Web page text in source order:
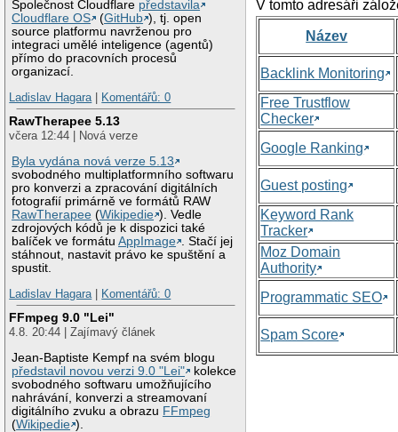
Společnost Cloudflare představila
Cloudflare OS
(GitHub ), tj. open
source platformu navrženou pro
integraci umělé inteligence (agentů)
přímo do pracovních procesů
organizací.
Ladislav Hagara| Komentářů: 0
RawTherapee 5.13
včera 12:44 | Nová verze
Byla vydána nová verze 5.13
svobodného multiplatformního softwaru
pro konverzi a zpracování digitálních
fotografií primárně ve formátů RAW
RawTherapee (Wikipedie ). Vedle
zdrojových kódů je k dispozici také
balíček ve formátuAppImage
. Stačí jej
stáhnout, nastavit právo ke spuštění a
spustit.
Ladislav Hagara| Komentářů: 0
FFmpeg 9.0 "Lei"
4.8. 20:44 | Zajímavý článek
Jean-Baptiste Kempf na svém blogu
představil novou verzi 9.0 "Lei"
kolekce
svobodného softwaru umožňujícího
nahrávání, konverzi a streamovaní
digitálního zvuku a obrazu FFmpeg
(Wikipedie ).
V tomto adresáři
Název
Backlink Monitoring
Free Trustflow
Checker
Google Ranking
Guest posting
Keyword Rank
Tracker
Moz Domain
Authority
Programmatic SEO
Spam Score